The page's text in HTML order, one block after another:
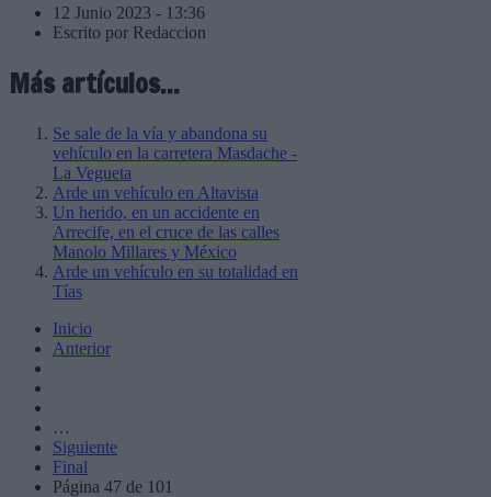
12 Junio 2023 - 13:36
Escrito por Redaccion
Más artículos...
Se sale de la vía y abandona su
vehículo en la carretera Masdache -
La Vegueta
Arde un vehículo en Altavista
Un herido, en un accidente en
Arrecife, en el cruce de las calles
Manolo Millares y México
Arde un vehículo en su totalidad en
Tías
Inicio
Anterior
…
Siguiente
Final
Página 47 de 101